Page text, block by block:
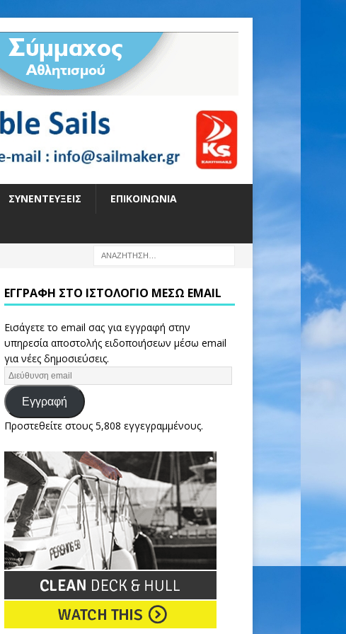
ΣΥΝΕΝΤΕΎΞΕΙΣ ΕΠΙΚΟΙΝΩΝΊΑ
ΕΓΓΡΑΦΉ ΣΤΟ ΙΣΤΟΛΌΓΙΟ ΜΈΣΩ EMAIL
Εισάγετε το email σας για εγγραφή στην
υπηρεσία αποστολής ειδοποιήσεων μέσω email
για νέες δημοσιεύσεις.
Εγγραφή
Προστεθείτε στους 5,808 εγγεγραμμένους.